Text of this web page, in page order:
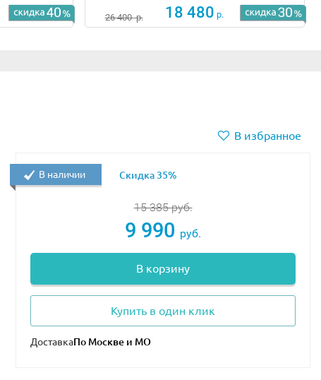
26 400р. 18 480 р.
В избранное
15 385руб.
9 990 руб.
В корзину
Купить в один клик
Доставка
В наличии Скидка 35%